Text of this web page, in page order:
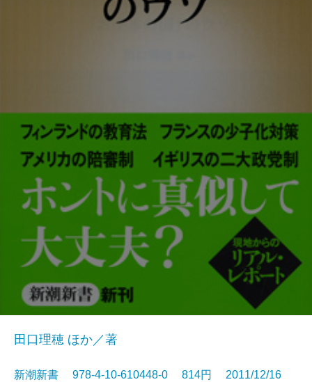
田口理穂 ほか／著
新潮新書 978-4-10-610448-0 814円 2011/12/16